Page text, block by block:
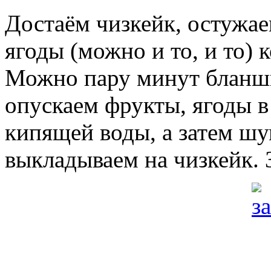
Достаём чизкейк,
ягоды (можно и то, и то)
Можно пару минут
опускаем фрукты, ягоды
кипящей воды, а затем
выкладываем на чизкейк.